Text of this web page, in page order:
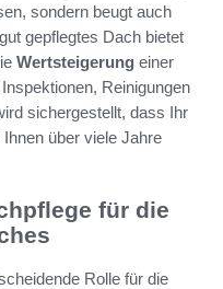
sondern beugt auch
gepflegtes Dach bietet
Wertsteigerung einer
Reinigungen
sichergestellt, dass Ihr
über viele Jahre
für die
Rolle für die